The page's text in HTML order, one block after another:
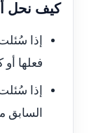
كيف نحل
إذا
فعلها
إذا
السابق